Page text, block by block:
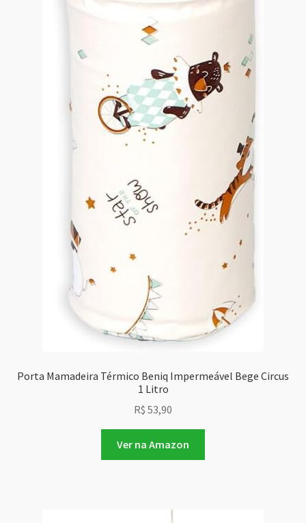
Porta Mamadeira Térmico Beniq Impermeável Bege Circus
1 Litro
R$ 53,90
Ver na Amazon